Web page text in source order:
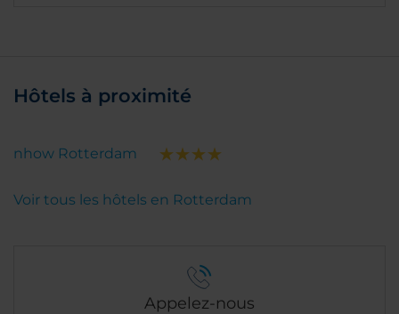
Hôtels à proximité
nhow Rotterdam
Voir tous les hôtels en Rotterdam
Appelez-nous